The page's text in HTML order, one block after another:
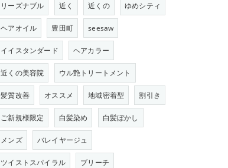
リーズナブル 近く 近くの ゆめシティ
ヘアオイル 豊田町 seesaw
イイスタンダード ヘアカラー
近くの美容院 ウル艶トリートメント
髪質改善 オススメ 地域密着型 割引き
ご新規様限定 白髪染め 白髪ぼかし
メンズ バレイヤージュ
ツイストスパイラル ブリーチ